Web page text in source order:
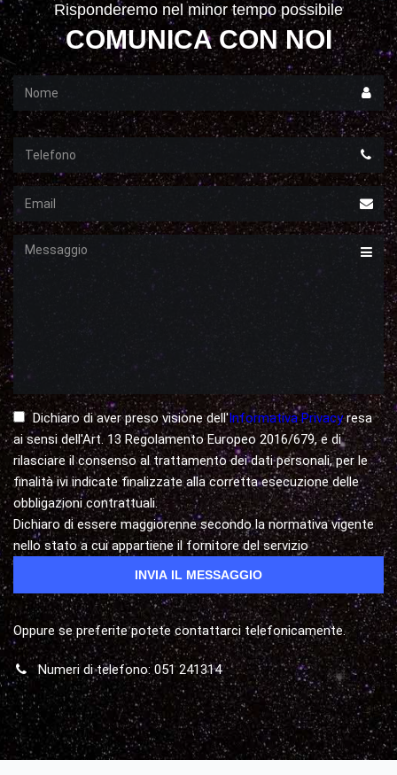
Risponderemo nel minor tempo possibile
COMUNICA CON NOI
Nome
Email
Messaggio
Dichiaro di aver preso visione dell'Informativa Privacyresa
ai sensi dell'Art. 13 Regolamento Europeo 2016/679, e di
rilasciare il consenso al trattamento dei dati personali, per le
finalità ivi indicate finalizzate alla corretta esecuzione delle
obbligazioni contrattuali.
Dichiaro di essere maggiorenne secondo la normativa vigente
nello stato a cui appartiene il fornitore del servizio
Oppure se preferite potete contattarci telefonicamente.
Numeri di telefono: 051 241314